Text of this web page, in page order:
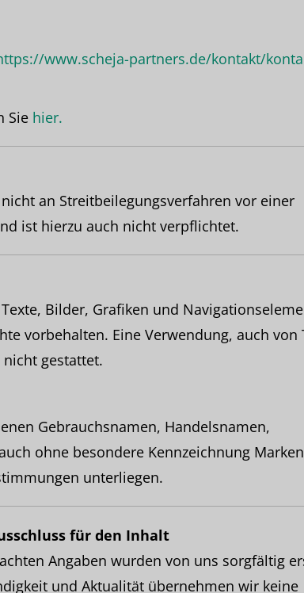
www.scheja-partners.de/kontakt/
Sie hier.
an Streitbeilegungsverfahren vor einer
ist hierzu auch nicht verpflichtet.
Bilder, Grafiken und
vorbehalten. Eine Verwendung, auch von
gestattet.
Gebrauchsnamen, Handelsnamen,
ohne besondere Kennzeichnung
unterliegen.
für den Inhalt
Angaben wurden von uns sorgfältig
und Aktualität übernehmen wir keine